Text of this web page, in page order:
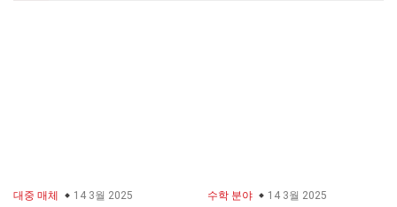
대중 매체 14 3월 2025 수학 분야 14 3월 2025